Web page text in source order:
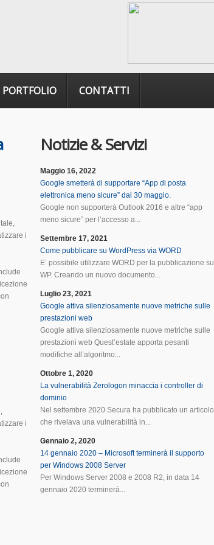
PORTFOLIO CONTATTI
i
i
Notizie & Servizi
Maggio 16, 2022
Google smetterà di supportare “App di posta
elettronica meno sicure” dal 30 maggio.
Google non supporterà Outlook 2016 e altre “app
meno sicure” per l’accesso a...
Settembre 17, 2021
Come pubblicare su WordPress via WORD
E’ possibile utilizzare WORD per la pubblicazione su
WP. Creando un nuovo documento...
Luglio 23, 2021
Google attiva silenziosamente nuove metriche sulle
prestazioni web
Google attiva silenziosamente nuove metriche sulle
prestazioni web Quest’estate apporta pesanti
modifiche all’algoritmo...
Ottobre 1, 2020
La vulnerabilità Zerologon minaccia i controller di
dominio
Nel settembre 2020 Secura ha pubblicato un articolo
che rivelava una vulnerabilità in...
Gennaio 2, 2020
14 gennaio 2020 – Microsoft terminerà il supporto
per Windows 2008 Server
Per Windows Server 2008 e 2008 R2, in data 14
gennaio 2020 terminerà...